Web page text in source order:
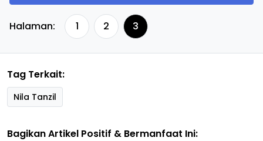
Halaman: 1 2 3
Tag Terkait:
Nila Tanzil
Bagikan Artikel Positif & Bermanfaat Ini: